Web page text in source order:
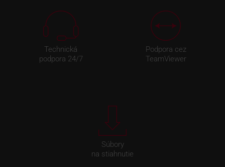
Technická
podpora 24/7
Podpora cez
TeamViewer
Súbory
na stiahnutie